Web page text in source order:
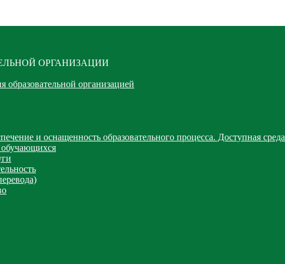
ОРГАНИЗАЦИИ
образовательной организацией
и оснащенность образовательного процесса. Доступная среда